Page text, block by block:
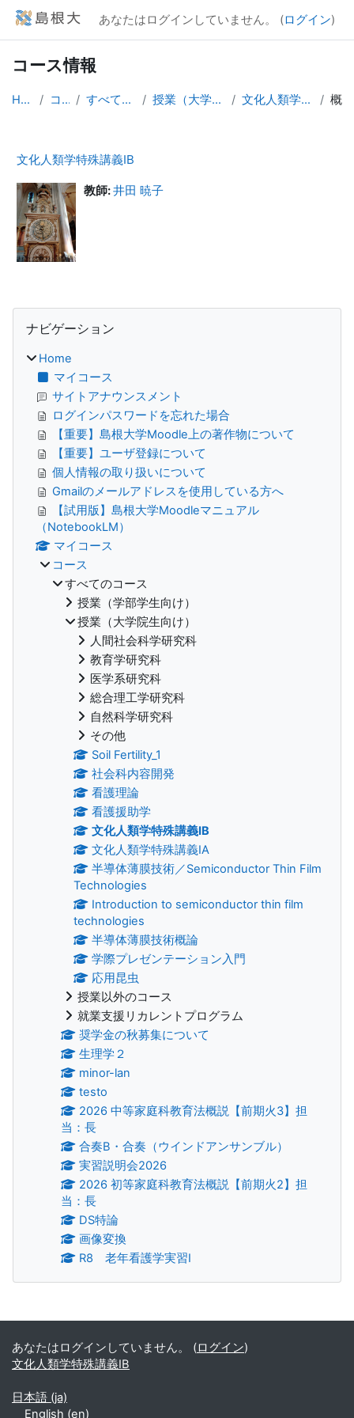
メインコンテンツへスキップする
あなたはログインしていません。 (ログイン)
コース情報
Home コース すべてのコース 授業（大学院生向け） 文化人類学特殊講義IB
文化人類学特殊講義IB
教師:井田 暁子
ブロック
ナビゲーション
Home
マイコース
サイトアナウンスメント
ログインパスワードを忘れた場合
【重要】島根大学Moodle上の著作物について
【重要】ユーザ登録について
個人情報の取り扱いについて
Gmailのメールアドレスを使用している方へ
【試用版】島根大学Moodleマニュアル
（NotebookLM）
マイコース
コース
すべてのコース
授業（学部学生向け）
授業（大学院生向け）
人間社会科学研究科
教育学研究科
医学系研究科
総合理工学研究科
自然科学研究科
その他
Soil Fertility_1
社会科内容開発
看護理論
看護援助学
文化人類学特殊講義IB
文化人類学特殊講義IA
半導体薄膜技術／Semiconductor Thin Film
Technologies
Introduction to semiconductor thin film
technologies
半導体薄膜技術概論
学際プレゼンテーション入門
応用昆虫
授業以外のコース
就業支援リカレントプログラム
奨学金の秋募集について
生理学２
minor-lan
testo
2026 中等家庭科教育法概説【前期火3】担
当：長
合奏B・合奏（ウインドアンサンブル）
実習説明会2026
2026 初等家庭科教育法概説【前期火2】担
当：長
DS特論
画像変換
R8 老年看護学実習Ⅰ
補助ブロック
あなたはログインしていません。 (ログイン)
文化人類学特殊講義IB
日本語 ‎(ja)‎
English ‎(en)‎